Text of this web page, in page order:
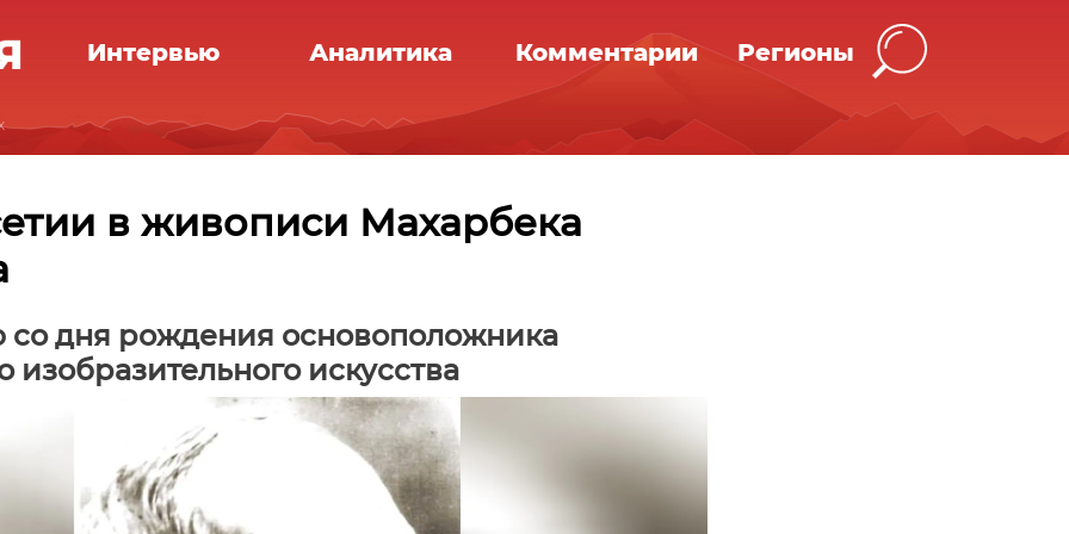
Интервью Аналитика Комментарии Регионы
в живописи Махарбека
со дня рождения основоположника
изобразительного искусства